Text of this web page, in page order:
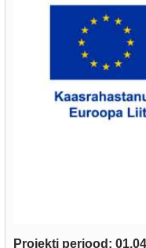
Projekti periood: